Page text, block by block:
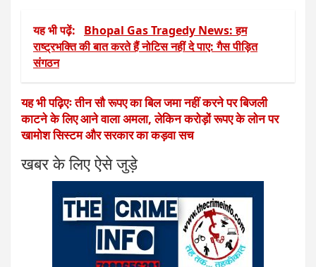
यह भी पढ़ें:
Bhopal Gas Tragedy News: हम
राष्ट्रभक्ति की बात करते हैं नोटिस नहीं दे पाए: गैस पीड़ित
संगठन
यह भी पढ़िएः तीन सौ रूपए का बिल जमा नहीं करने पर बिजली
काटने के लिए आने वाला अमला, लेकिन करोड़ों रूपए के लोन पर
खामोश सिस्टम और सरकार का कड़वा सच
खबर के लिए ऐसे जुड़े